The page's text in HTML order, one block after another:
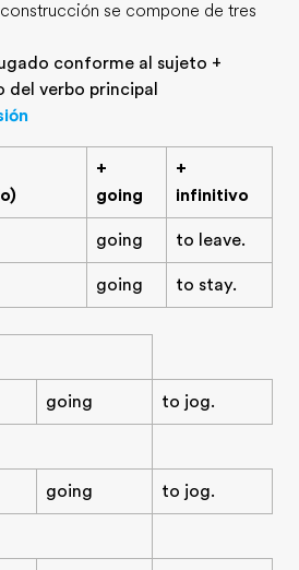
se compone de tres
conforme al sujeto +
verbo principal
+
going
+
infinitivo
going to leave.
going to stay.
going to jog.
going to jog.